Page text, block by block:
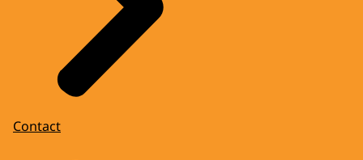
Contact